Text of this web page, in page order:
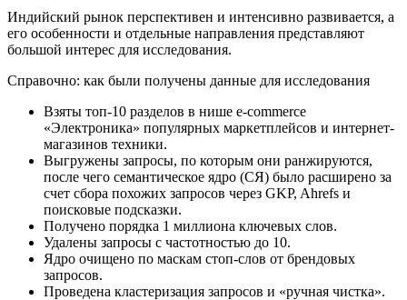
Индийский рынок перспективен и интенсивно развивается, а
его особенности и отдельные направления представляют
большой интерес для исследования.
Справочно: как были получены данные для исследования
Взяты топ-10 разделов в нише e-commerce
«Электроника» популярных маркетплейсов и интернет-
магазинов техники.
Выгружены запросы, по которым они ранжируются,
после чего семантическое ядро (СЯ) было расширено за
счет сбора похожих запросов через GKP, Ahrefs и
поисковые подсказки.
Получено порядка 1 миллиона ключевых слов.
Удалены запросы с частотностью до 10.
Ядро очищено по маскам стоп-слов от брендовых
запросов.
Проведена кластеризация запросов и «ручная чистка».